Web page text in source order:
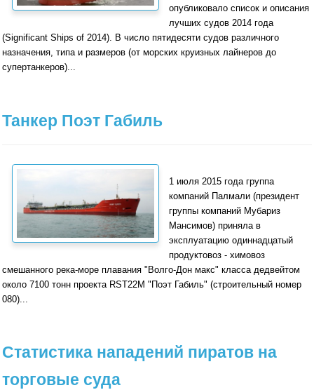
опубликовало список и описания
лучших судов 2014 года
(Significant Ships of 2014). В число пятидесяти судов различного
назначения, типа и размеров (от морских круизных лайнеров до
супертанкеров)...
Танкер Поэт Габиль
1 июля 2015 года группа
компаний Палмали (президент
группы компаний Мубариз
Мансимов) приняла в
эксплуатацию одиннадцатый
продуктовоз - химовоз
смешанного река-море плавания "Волго-Дон макс" класса дедвейтом
около 7100 тонн проекта RST22M "Поэт Габиль" (строительный номер
080)...
Статистика нападений пиратов на
торговые суда